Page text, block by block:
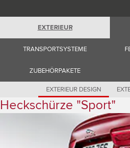
Switzerland (German)
Switzerland (French)
United Kingdom (English)
EXTERIEUR
TRANSPORTSYSTEME
ZUBEHÖRPAKETE
EXTERIEUR DESIGN
Heckschürze "Sport"